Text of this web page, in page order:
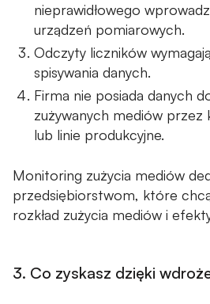
nieprawidłowego
urządzeń pomiarowych.
Odczyty liczników
spisywania danych.
Firma nie posiada danych
zużywanych mediów przez
lub linie produkcyjne.
Monitoring zużycia mediów
przedsiębiorstwom, które
rozkład zużycia mediów i
3. Co zyskasz dzięki